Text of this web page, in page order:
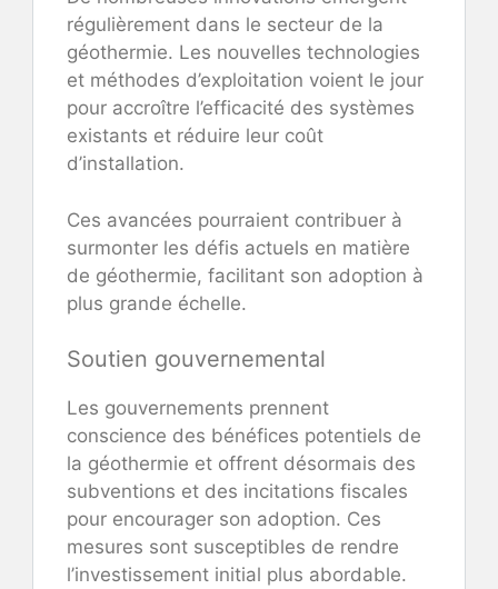
régulièrement dans le secteur de la
géothermie. Les nouvelles technologies
et méthodes d’exploitation voient le jour
pour accroître l’efficacité des systèmes
existants et réduire leur coût
d’installation.
Ces avancées pourraient contribuer à
surmonter les défis actuels en matière
de géothermie, facilitant son adoption à
plus grande échelle.
Soutien gouvernemental
Les gouvernements prennent
conscience des bénéfices potentiels de
la géothermie et offrent désormais des
subventions et des incitations fiscales
pour encourager son adoption. Ces
mesures sont susceptibles de rendre
l’investissement initial plus abordable.